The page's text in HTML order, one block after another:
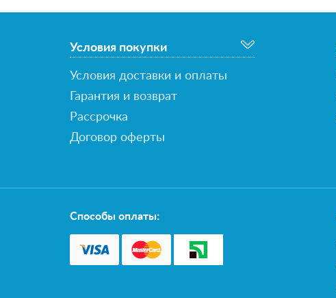
Условия покупки
Условия доставки и оплаты
Гарантия и возврат
Рассрочка
Договор оферты
Способы оплаты: